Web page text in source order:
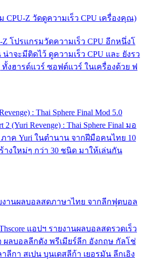
CPU-Z วัดดูความเร็ว CPU เครื่องคุณ)
โปรแกรมวัดความเร็ว CPU อีกหนึ่งโ
าจะมีติดไว้ ดูความเร็ว CPU และ ยังรว
งฮารด์แวร์ ซอฟต์แวร์ ในเครื่องด้วย ฟ
: Thai Sphere Final Mod 5.0
2 (Yuri Revenge) : Thai Sphere Final มอ
ภาค Yuri ในตำนาน จากฝีมือคนไทย 10
างใหม่ๆ กว่า 30 ชนิด มาให้เล่นกัน
ยงานผลบอลสดภาษาไทย จากลีกฟุตบอล
แอปฯ รายงานผลบอลสดรวดเร็ว
ลบอลลีกดัง พรีเมียร์ลีก อังกฤษ กัลโช่
าลีกา สเปน บุนเดสลีก้า เยอรมัน ลีกเอิง